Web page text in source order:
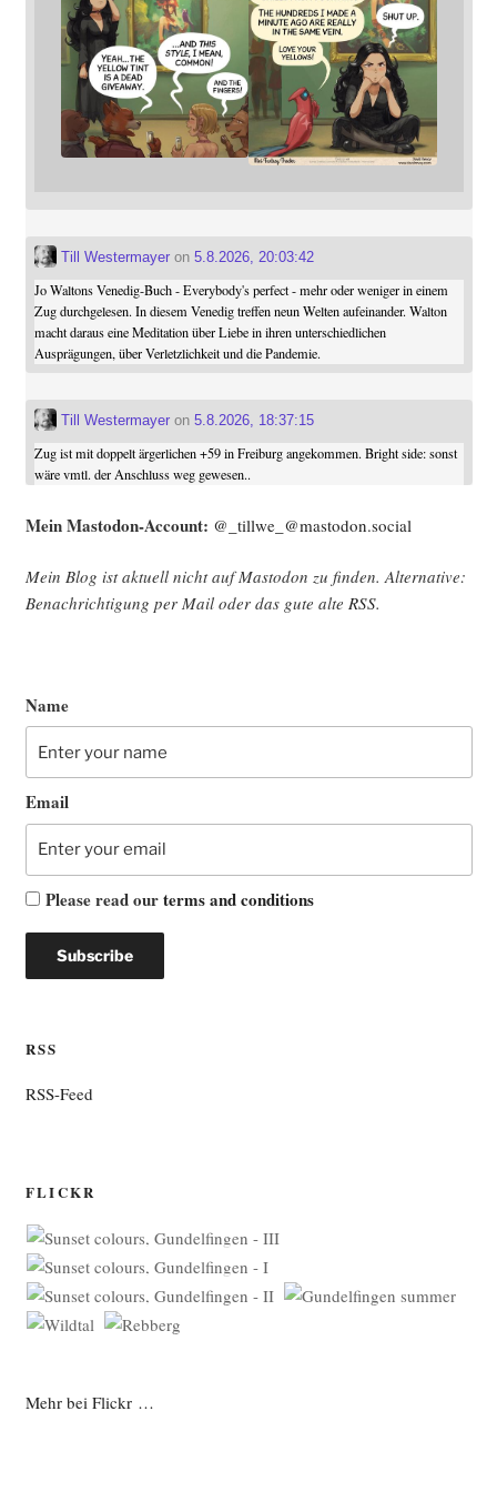
Till Westermayeron 5.8.2026, 20:03:42
Jo Waltons Venedig-Buch - Everybody's perfect - mehr oder weniger in einem
Zug durchgelesen. In diesem Venedig treffen neun Welten aufeinander. Walton
macht daraus eine Meditation über Liebe in ihren unterschiedlichen
Ausprägungen, über Verletzlichkeit und die Pandemie.
Till Westermayeron 5.8.2026, 18:37:15
Zug ist mit doppelt ärgerlichen +59 in Freiburg angekommen. Bright side: sonst
wäre vmtl. der Anschluss weg gewesen..
Mein Mast­o­don-Account: @_tillwe_@mastodon.social
Mein Blog ist aktu­ell nicht auf Mast­o­don zu fin­den. Alter­na­ti­ve:
Benach­rich­ti­gung per Mail oder das gute alte RSS.
Name
Email
Please read ourterms and conditions
RSS
RSS-Feed
FLICKR
Mehr bei Flickr …